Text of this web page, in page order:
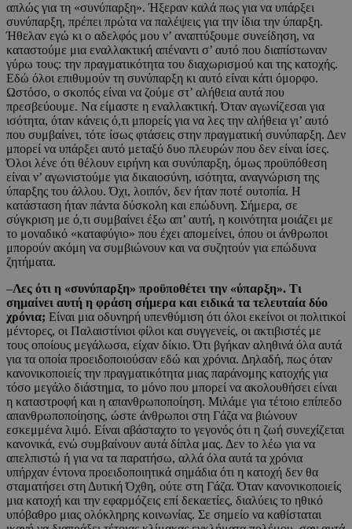
απλώς για τη «συνύπαρξη». Ήξεραν καλά πως για να υπάρξει
συνύπαρξη, πρέπει πρώτα να παλέψεις για την ίδια την ύπαρξη.
Ήθελαν εγώ κι ο αδελφός μου ν’ αναπτύξουμε συνείδηση, να
καταστούμε μια εναλλακτική απέναντι σ’ αυτό που διαπίστωναν
γύρω τους: την πραγματικότητα του διαχωρισμού και της κατοχής.
Εδώ όλοι επιθυμούν τη συνύπαρξη κι αυτό είναι κάτι όμορφο.
Ωστόσο, ο σκοπός είναι να ζούμε στ’ αλήθεια αυτά που
πρεσβεύουμε. Να είμαστε η εναλλακτική. Όταν αγωνίζεσαι για
ισότητα, όταν κάνεις ό,τι μπορείς για να λες την αλήθεια γι’ αυτό
που συμβαίνει, τότε ίσως φτάσεις στην πραγματική συνύπαρξη. Δεν
μπορεί να υπάρξει αυτό μεταξύ δυο πλευρών που δεν είναι ίσες.
Όλοι λένε ότι θέλουν ειρήνη και συνύπαρξη, όμως προϋπόθεση
είναι ν’ αγωνιστούμε για δικαιοσύνη, ισότητα, αναγνώριση της
ύπαρξης του άλλου. Όχι, λοιπόν, δεν ήταν ποτέ ουτοπία. Η
κατάσταση ήταν πάντα δύσκολη και επώδυνη. Σήμερα, σε
σύγκριση με ό,τι συμβαίνει έξω απ’ αυτή, η κοινότητα μοιάζει με
το μοναδικό «καταφύγιο» που έχει απομείνει, όπου οι άνθρωποι
μπορούν ακόμη να συμβιώνουν και να συζητούν για επώδυνα
ζητήματα.
–Λες ότι η «συνύπαρξη» προϋποθέτει την «ύπαρξη». Τι
σημαίνει αυτή η φράση σήμερα και ειδικά τα τελευταία δύο
χρόνια; Είναι μια οδυνηρή υπενθύμιση ότι όλοι εκείνοι οι πολιτικοί
μέντορες, οι Παλαιστίνιοι φίλοι και συγγενείς, οι ακτιβιστές με
τους οποίους μεγάλωσα, είχαν δίκιο. Ότι βγήκαν αληθινά όλα αυτά
για τα οποία προειδοποιούσαν εδώ και χρόνια. Δηλαδή, πως όταν
κανονικοποιείς την πραγματικότητα μιας παράνομης κατοχής για
τόσο μεγάλο διάστημα, το μόνο που μπορεί να ακολουθήσει είναι
η καταστροφή και η απανθρωποποίηση. Μιλάμε για τέτοιο επίπεδο
απανθρωποποίησης, ώστε άνθρωποι στη Γάζα να βιώνουν
εσκεμμένα λιμό. Είναι αβάσταχτο το γεγονός ότι η ζωή συνεχίζεται
κανονικά, ενώ συμβαίνουν αυτά δίπλα μας. Δεν το λέω για να
απελπιστώ ή για να τα παρατήσω, αλλά όλα αυτά τα χρόνια
υπήρχαν έντονα προειδοποιητικά σημάδια ότι η κατοχή δεν θα
σταματήσει στη Δυτική Όχθη, ούτε στη Γάζα. Όταν κανονικοποιείς
μια κατοχή και την εφαρμόζεις επί δεκαετίες, διαλύεις το ηθικό
υπόβαθρο μιας ολόκληρης κοινωνίας. Σε σημείο να καθίσταται